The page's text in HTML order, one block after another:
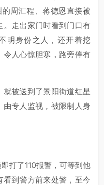
周汇程、蒋德恩直接被
走出家门时看到门口有
明身份之人，还开着挖
人心惊胆寒，路旁停有
被送到了景阳街道红星
专人监视，被限制人身
打了110报警，可等到他
到警方前来处警，至今